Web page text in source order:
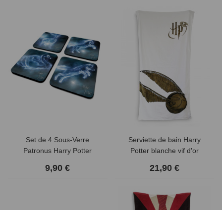
Set de 4 Sous-Verre
Patronus Harry Potter
9,90 €
Serviette de bain Harry
Potter blanche vif d'or
21,90 €